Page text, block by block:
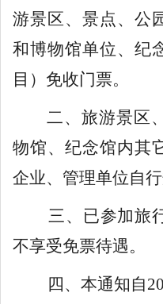
游景区、景点、公
和博物馆单位、纪
目） 免收门票。
二、 旅游景区
物馆、纪念馆内其
企业、管理单位自行
三、 已参加旅
不享受免票待遇。
四、本通知自20